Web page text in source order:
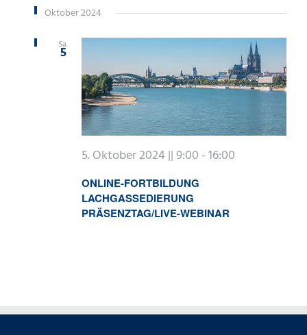
Oktober 2024
Sa.
5
ONLINE-FORTBILDUNG
LACHGASSEDIERUNG
PRÄSENZTAG/LIVE-WEBINAR
5. Oktober 2024 || 9:00 -16:00